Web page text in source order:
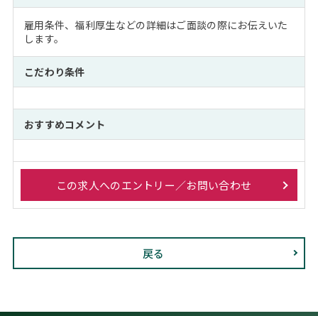
雇用条件、福利厚生などの詳細はご面談の際にお伝えいた
します。
こだわり条件
おすすめコメント
この求人へのエントリー／お問い合わせ
戻る